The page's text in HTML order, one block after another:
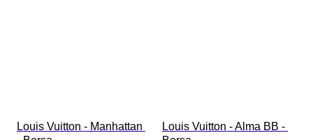
Louis Vuitton - Manhattan
Louis Vuitton - Alma BB -